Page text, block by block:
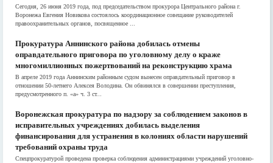
Сегодня, 26 июня 2019 года, под председательством прокурора Центрального района г.
Воронежа Евгения Новикова состоялось координационное совещание руководителей
правоохранительных органов, посвященное ...
Прокуратура Аннинского района добилась отмены
оправдательного приговора по уголовному делу о краже
многомиллионных пожертвований на реконструкцию храма
В апреле 2019 года Аннинским районным судом вынесен оправдательный приговор в
отношении 50-летнего Алексея Володина. Он обвинялся в совершении преступления,
предусмотренного п. «а» ч. 3 ст...
Воронежская прокуратура по надзору за соблюдением законов в
исправительных учреждениях добилась выделения
финансирования для устранения в колониях области нарушений
требований охраны труда
Спецпрокуратурой проведена проверка соблюдения администрациями учреждений уголовно-